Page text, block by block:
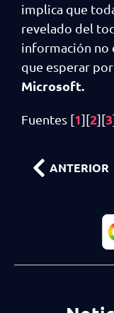
implica que
revelado del
información no
que esperar
Microsoft.
Fuentes [1][2][3
ANTERIOR